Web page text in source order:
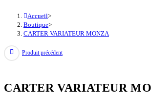
Accueil>
Boutique>
CARTER VARIATEUR MONZA
Produit précédent
CARTER VARIATEUR